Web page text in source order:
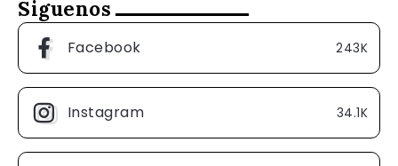
Siguenos
Facebook 243K
Instagram 34.1K